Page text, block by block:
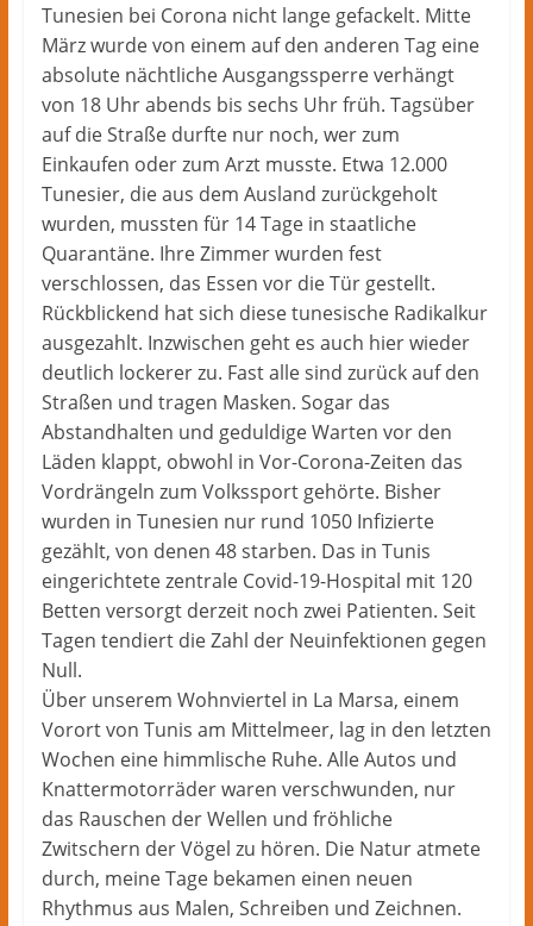
Tunesien bei Corona nicht lange gefackelt. Mitte
März wurde von einem auf den anderen Tag eine
absolute nächtliche Ausgangssperre verhängt
von 18 Uhr abends bis sechs Uhr früh. Tagsüber
auf die Straße durfte nur noch, wer zum
Einkaufen oder zum Arzt musste. Etwa 12.000
Tunesier, die aus dem Ausland zurückgeholt
wurden, mussten für 14 Tage in staatliche
Quarantäne. Ihre Zimmer wurden fest
verschlossen, das Essen vor die Tür gestellt.
Rückblickend hat sich diese tunesische Radikalkur
ausgezahlt. Inzwischen geht es auch hier wieder
deutlich lockerer zu. Fast alle sind zurück auf den
Straßen und tragen Masken. Sogar das
Abstandhalten und geduldige Warten vor den
Läden klappt, obwohl in Vor-Corona-Zeiten das
Vordrängeln zum Volkssport gehörte. Bisher
wurden in Tunesien nur rund 1050 Infizierte
gezählt, von denen 48 starben. Das in Tunis
eingerichtete zentrale Covid-19-Hospital mit 120
Betten versorgt derzeit noch zwei Patienten. Seit
Tagen tendiert die Zahl der Neuinfektionen gegen
Null.
Über unserem Wohnviertel in La Marsa, einem
Vorort von Tunis am Mittelmeer, lag in den letzten
Wochen eine himmlische Ruhe. Alle Autos und
Knattermotorräder waren verschwunden, nur
das Rauschen der Wellen und fröhliche
Zwitschern der Vögel zu hören. Die Natur atmete
durch, meine Tage bekamen einen neuen
Rhythmus aus Malen, Schreiben und Zeichnen.